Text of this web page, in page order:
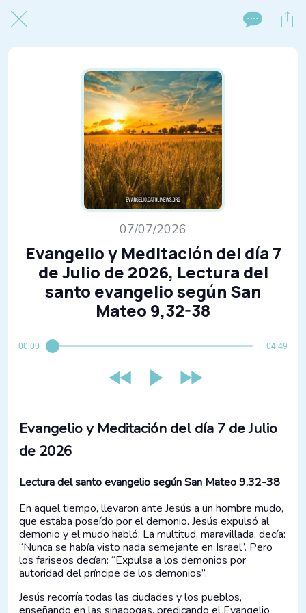
07/07/2026
Evangelio y Meditación del día 7
de Julio de 2026, Lectura del
santo evangelio según San
Mateo 9,32-38
00:00 04:49
Evangelio y Meditación del día 7 de Julio
de 2026
Lectura del santo evangelio según San Mateo 9,32-38
En aquel tiempo, llevaron ante Jesús a un hombre mudo,
que estaba poseído por el demonio. Jesús expulsó al
demonio y el mudo habló. La multitud, maravillada, decía:
“Nunca se había visto nada semejante en Israel”. Pero
los fariseos decían: “Expulsa a los demonios por
autoridad del príncipe de los demonios”.
Jesús recorría todas las ciudades y los pueblos,